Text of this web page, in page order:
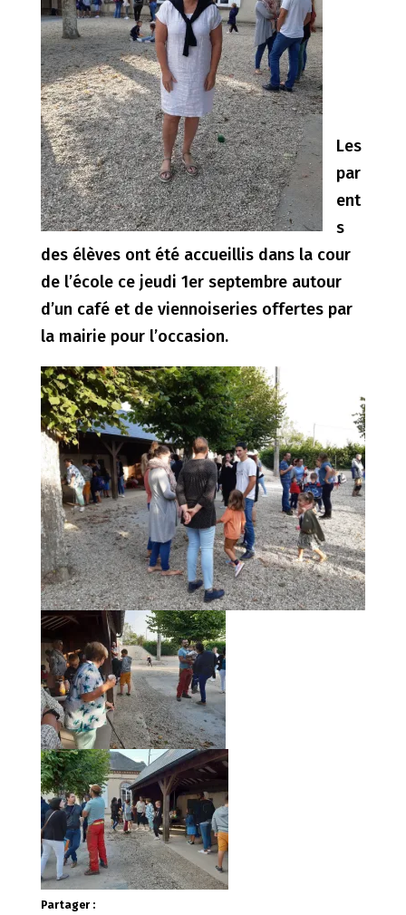
Les
par
ent
s
des élèves ont été accueillis dans la cour
de l’école ce jeudi 1er septembre autour
d’un café et de viennoiseries offertes par
la mairie pour l’occasion.
Partager :